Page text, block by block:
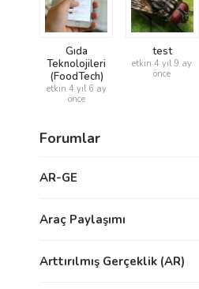
Gıda
Teknolojileri
(FoodTech)
etkin 4 yıl 6 ay
önce
test
etkin 4 yıl 9 ay
önce
Forumlar
AR-GE
Araç Paylaşımı
Arttırılmış Gerçeklik (AR)